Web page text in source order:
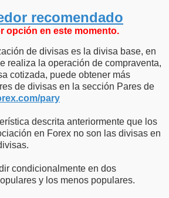
recomendado
opción en este momento.
de divisas es la divisa base, en
realiza la operación de compraventa,
cotizada, puede obtener más
de divisas en la sección Pares de
pary
descrita anteriormente que los
en Forex no son las divisas en
condicionalmente en dos
y los menos populares.